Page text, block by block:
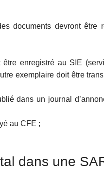
documents devront être
enregistré au SIE
exemplaire doit être
dans un journal
au CFE ;
dans une